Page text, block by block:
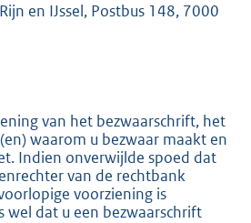
en IJssel, Postbus 148, 7000
van het bezwaarschrift, het
waarom u bezwaar maakt en
Indien onverwijlde spoed dat
van de rechtbank
voorziening is
wel dat u een bezwaarschrift